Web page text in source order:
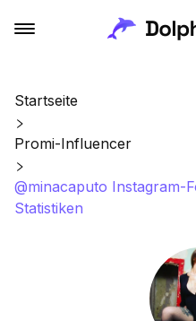
Startseite
Promi-Influencer
@minacaputo Instagram-
Statistiken